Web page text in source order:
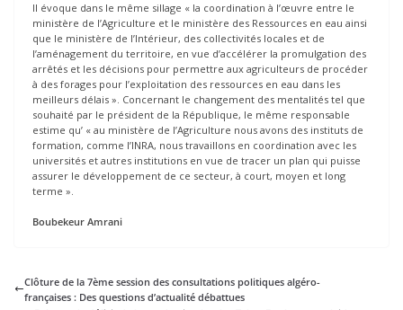
Il évoque dans le même sillage « la coordination à l’œuvre entre le
ministère de l’Agriculture et le ministère des Ressources en eau ainsi
que le ministère de l’Intérieur, des collectivités locales et de
l’aménagement du territoire, en vue d’accélérer la promulgation des
arrêtés et les décisions pour permettre aux agriculteurs de procéder
à des forages pour l’exploitation des ressources en eau dans les
meilleurs délais ». Concernant le changement des mentalités tel que
souhaité par le président de la République, le même responsable
estime qu’ « au ministère de l’Agriculture nous avons des instituts de
formation, comme l’INRA, nous travaillons en coordination avec les
universités et autres institutions en vue de tracer un plan qui puisse
assurer le développement de ce secteur, à court, moyen et long
terme ».
Boubekeur Amrani
Clôture de la 7ème session des consultations politiques algéro-
françaises : Des questions d’actualité débattues